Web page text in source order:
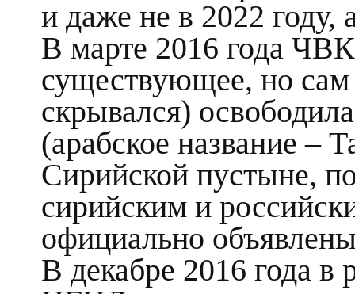
и даже не в 2022 году,
В марте 2016 года
существующее, но сам
скрывался)
(арабское название –
Сирийской пустыне,
сирийским и
официально
В декабре 2016 года в